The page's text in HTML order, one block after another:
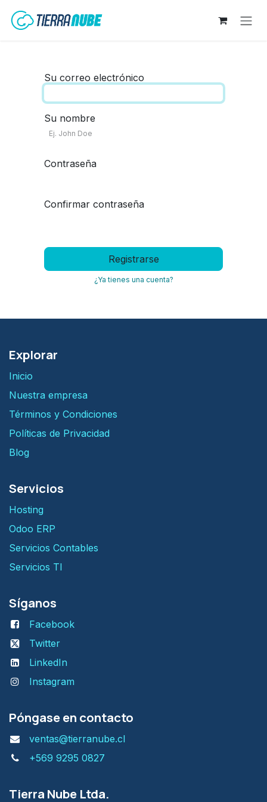
Su correo electrónico
Su nombre
Contraseña
Confirmar contraseña
Registrarse
¿Ya tienes una cuenta?
Explorar
Inicio
Nuestra empresa
Términos y Condiciones
Políticas de Privacidad
Blog
Servicios
H​osting
Odoo ERP
Servicios Contables
Servicios TI
Síganos
Facebook
Twitter
LinkedIn
Instagram
Póngase en contacto
ventas@tierranube.cl
+569 9295 0827
Tierra Nube Ltda.